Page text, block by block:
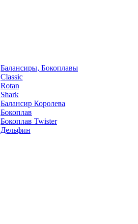
Балансиры, Бокоплавы
Classic
Rotan
Shark
Балансир Королева
Бокоплав
Бокоплав Twister
Дельфин